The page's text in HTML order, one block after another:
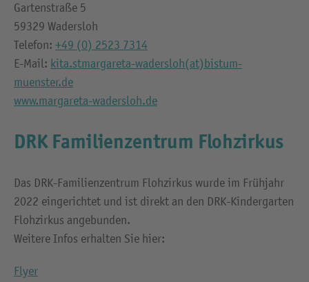
Gartenstraße 5
59329 Wadersloh
Telefon: +49 (0) 2523 7314
E-Mail: kita.stmargareta-wadersloh(at)bistum-
muenster.de
www.margareta-wadersloh.de
DRK Familienzentrum Flohzirkus
Das DRK-Familienzentrum Flohzirkus wurde im Frühjahr
2022 eingerichtet und ist direkt an den DRK-Kindergarten
Flohzirkus angebunden.
Weitere Infos erhalten Sie hier:
Flyer